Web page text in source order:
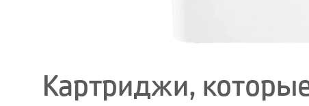
Картриджи,